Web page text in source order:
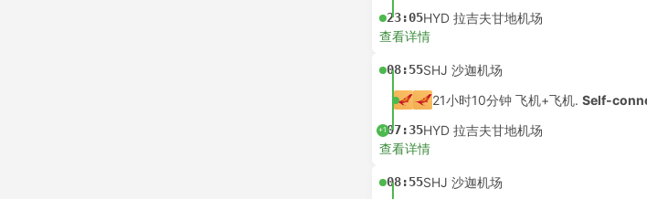
23:05HYD 拉吉夫甘地机场
查看详情
08:55SHJ 沙迦机场
21小时10分钟 飞机+飞机. Self-
+107:35HYD 拉吉夫甘地机场
查看详情
08:55SHJ 沙迦机场